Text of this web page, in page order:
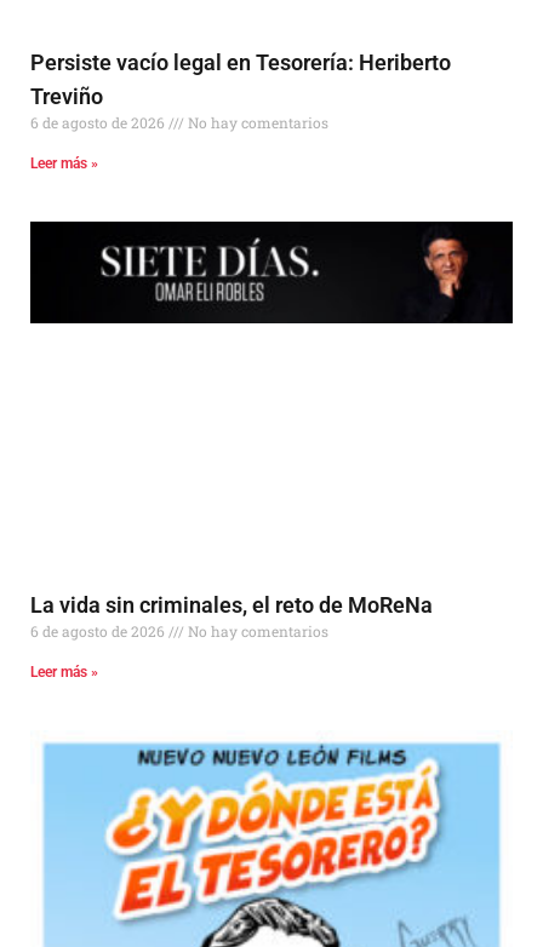
Persiste vacío legal en Tesorería: Heriberto
Treviño
6 de agosto de 2026 No hay comentarios
Leer más »
La vida sin criminales, el reto de MoReNa
6 de agosto de 2026 No hay comentarios
Leer más »